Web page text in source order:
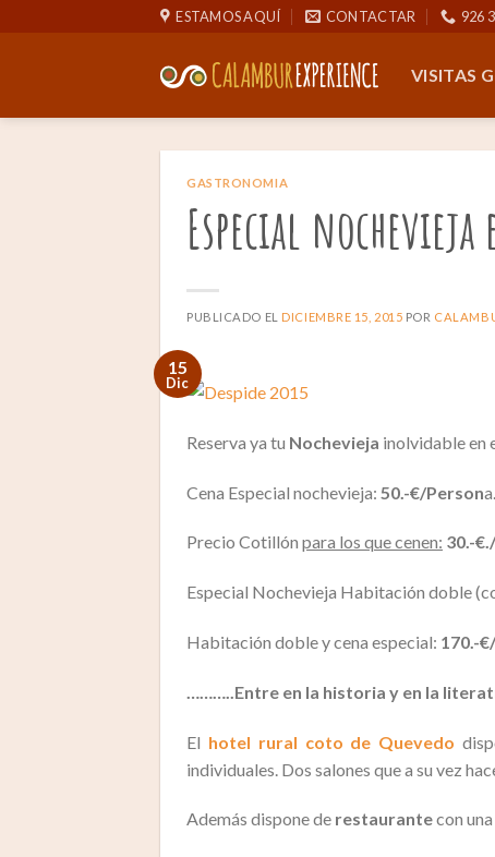
ESTAMOS AQUÍ CONTACTAR 926
VISITAS
GASTRONOMIA
Especial nochevieja
PUBLICADO EL DICIEMBRE 15, 2015 POR
15
Dic
Reserva ya tu Nochevieja inolvidable en
Cena Especial nochevieja: 50.-€/Person
Precio Cotillón para los que cenen: 30.-
Especial Nochevieja Habitación doble
Habitación doble y cena especial: 170.-
………..Entre en la historia y en la
El hotel rural coto de Quevedo
individuales. Dos salones que a su vez
Además dispone de restaurantecon